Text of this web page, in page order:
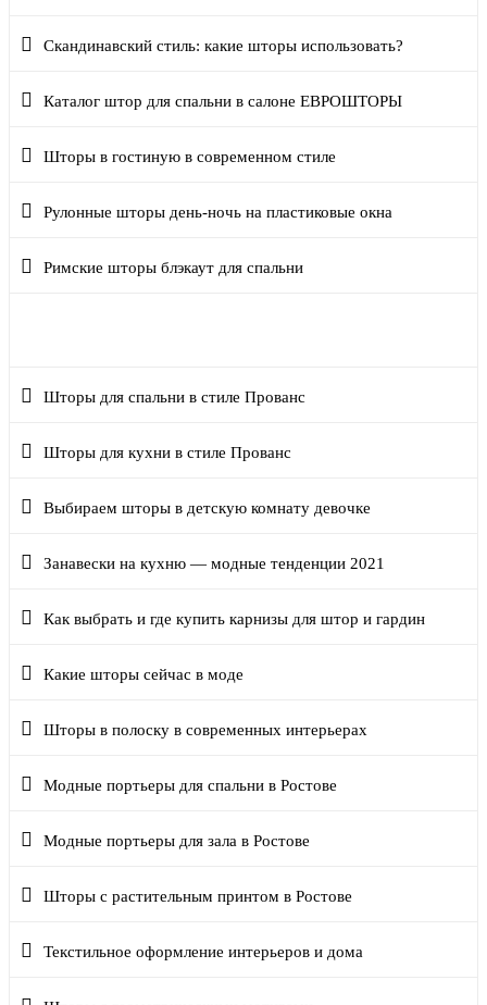
Скандинавский стиль: какие шторы использовать?
Каталог штор для спальни в салоне ЕВРОШТОРЫ
Шторы в гостиную в современном стиле
Рулонные шторы день-ночь на пластиковые окна
Римские шторы блэкаут для спальни
Шторы для спальни в стиле Прованс
Шторы для кухни в стиле Прованс
Выбираем шторы в детскую комнату девочке
Занавески на кухню — модные тенденции 2021
Как выбрать и где купить карнизы для штор и гардин
Какие шторы сейчас в моде
Шторы в полоску в современных интерьерах
Модные портьеры для спальни в Ростове
Модные портьеры для зала в Ростове
Шторы с растительным принтом в Ростове
Текстильное оформление интерьеров и дома